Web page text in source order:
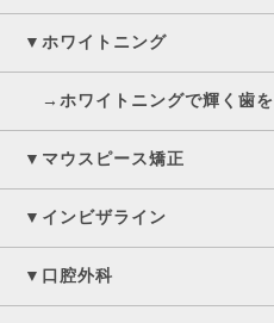
▼ホワイトニング
→ホワイトニングで輝く歯を
▼マウスピース矯正
▼インビザライン
▼口腔外科